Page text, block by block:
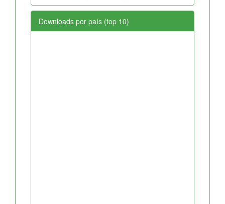
Downloads por país (top 10)